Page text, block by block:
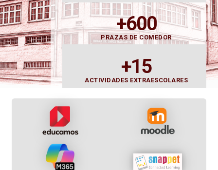
+600
PRAZAS DE COMEDOR
+15
ACTIVIDADES EXTRAESCOLARES